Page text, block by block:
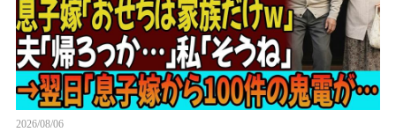
2026/08/06